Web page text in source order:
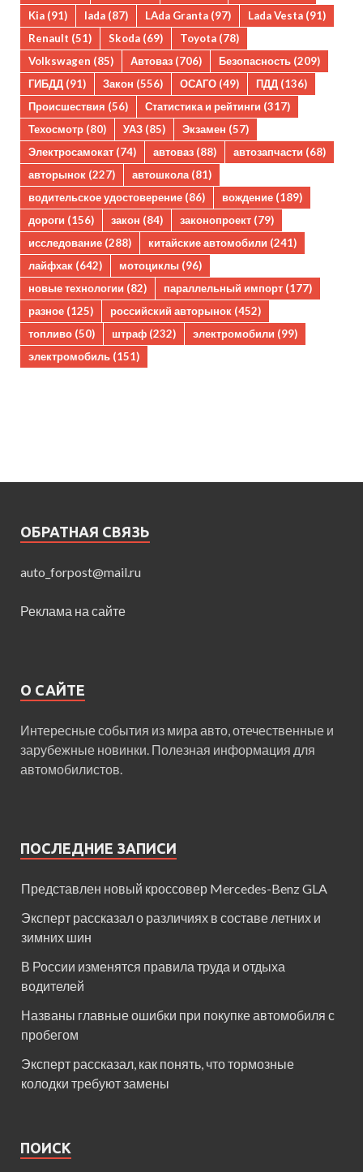
Kia (91) lada (87) LAda Granta (97) Lada Vesta (91)
Renault (51) Skoda (69) Toyota (78)
Volkswagen (85) Автоваз (706) Безопасность (209)
ГИБДД (91) Закон (556) ОСАГО (49) ПДД (136)
Происшествия (56) Статистика и рейтинги (317)
Техосмотр (80) УАЗ (85) Экзамен (57)
Электросамокат (74) автоваз (88) автозапчасти (68)
авторынок (227) автошкола (81)
водительское удостоверение (86) вождение (189)
дороги (156) закон (84) законопроект (79)
исследование (288) китайские автомобили (241)
лайфхак (642) мотоциклы (96)
новые технологии (82) параллельный импорт (177)
разное (125) российский авторынок (452)
топливо (50) штраф (232) электромобили (99)
электромобиль (151)
ОБРАТНАЯ СВЯЗЬ
auto_forpost@mail.ru
Реклама на сайте
О САЙТЕ
Интересные события из мира авто, отечественные и
зарубежные новинки. Полезная информация для
автомобилистов.
ПОСЛЕДНИЕ ЗАПИСИ
Представлен новый кроссовер Mercedes-Benz GLA
Эксперт рассказал о различиях в составе летних и
зимних шин
В России изменятся правила труда и отдыха
водителей
Названы главные ошибки при покупке автомобиля с
пробегом
Эксперт рассказал, как понять, что тормозные
колодки требуют замены
ПОИСК